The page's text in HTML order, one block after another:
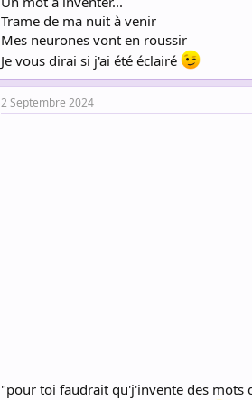
Trame de ma nuit à venir
Mes neurones vont en roussir
Je vous dirai si j'ai été éclairé
2 Septembre 2024
"pour toi faudrait qu'j'invente des mots